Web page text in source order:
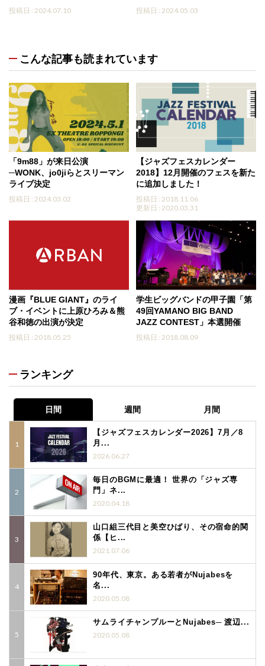
投稿日 : 2024.07.10 投稿日 : 2024.05.03
こんな記事も読まれています
「9m88」が来日公演
─WONK、jo0jiらとスリーマン
ライブ決定
投稿日 : 2024.03.02
【ジャズフェスカレンダー
2018】12月開催のフェスを新た
に追加しました！
投稿日 : 2018.11.06
更新日 : 2020.03.31
漫画『BLUE GIANT』のライ
ブ・イベントに上原ひろみ＆熊
谷和徳の出演が決定
投稿日 : 2018.05.25
学生ビッグバンドの甲子園「第
49回YAMANO BIG BAND
JAZZ CONTEST」本選開催
投稿日 : 2018.08.09
ランキング
日間 週間 月間
【ジャズフェスカレンダー2026】7月／8
月...
2026.06.27
毎日のBGMに最適！ 世界の「ジャズ専
門」ネ...
2020.04.18
山口組三代目と美空ひばり、その宿命的関
係【ヒ...
2021.07.06
90年代、東京。ある若者がNujabesを
名...
2020.05.08
サムライチャンプルーとNujabes─ 渡辺...
2020.05.08